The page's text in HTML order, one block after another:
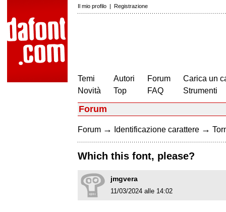
Il mio profilo | Registrazione
Temi
Novità
Autori
Top
Forum
FAQ
Carica un
Strumenti
Forum
Forum → Identificazione carattere →
Which this font, please?
jmgvera
11/03/2024 alle 14:02